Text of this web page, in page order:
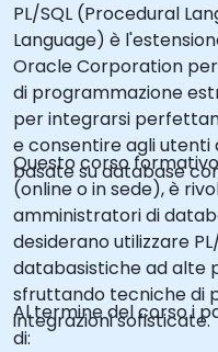
PL/SQL (Procedural
Language) è
Oracle Corporation per
di programmazione
per integrarsi
e consentire agli utenti
basate su database
Questo corso
(online o in sede), è
amministratori di
desiderano utilizzare
databasistiche ad alte
sfruttando tecniche di
integrazioni sofisticate.
Al termine del corso i
di: